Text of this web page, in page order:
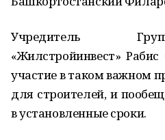
Учредитель
«Жилстройинвест»
участие в таком важном
для строителей, и
в установленные сроки.